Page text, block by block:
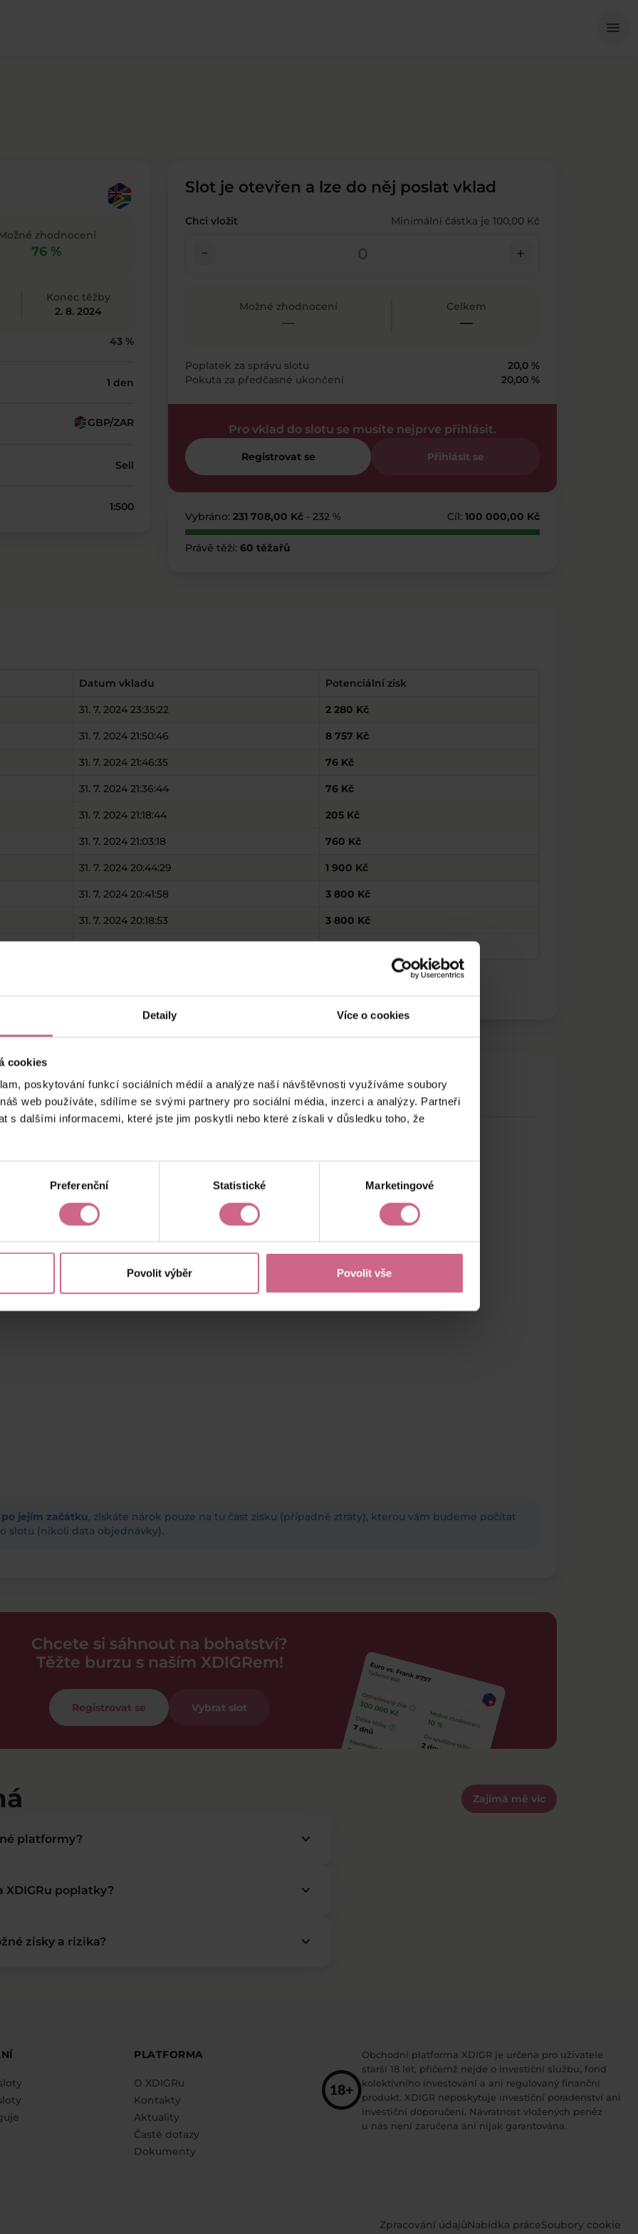
Detaily Více o cookies
cookies
poskytování funkcí sociálních médií a analýze naší návštěvnosti využíváme soubory
web používáte, sdílíme se svými partnery pro sociální média, inzerci a analýzy. Partneři
s dalšími informacemi, které jste jim poskytli nebo které získali v důsledku toho, že
Preferenční Statistické Marketingové
Povolit výběr Povolit vše
menu
Možné zhodnocení
76 %
Konec těžby
2. 8. 2024
43 %
1 den
GBP/ZAR
Sell
1:500
Slot je otevřen a lze do něj poslat vklad
Chci vložit Minimální částka je 100,00 Kč
check_indeterminate_small add
Možné zhodnocení
—
Celkem
—
Poplatek za správu slotu
20,0 %
Pokuta za předčasné ukončení
20,00 %
Pro vklad do slotu se musíte nejprve přihlásit.
Registrovat se Přihlásit se
Vybráno: 231 708,00 Kč - 232 % Cíl: 100 000,00 Kč
Právě těží: 60 těžařů
Datum vkladu Potenciální zisk
31. 7. 2024 23:35:22 2 280 Kč
31. 7. 2024 21:50:46 8 757 Kč
31. 7. 2024 21:46:35 76 Kč
31. 7. 2024 21:36:44 76 Kč
31. 7. 2024 21:18:44 205 Kč
31. 7. 2024 21:03:18 760 Kč
31. 7. 2024 20:44:29 1 900 Kč
31. 7. 2024 20:41:58 3 800 Kč
31. 7. 2024 20:18:53 3 800 Kč
jejím začátku, získáte nárok pouze na tu část zisku (případně ztráty), kterou vám budeme počítat
slotu (nikoli data objednávky).
Chcete si sáhnout na bohatství?
Těžte burzu s naším XDIGRem!
Registrovat se Vybrat slot
Zajímá mě víc
platformy? keyboard_arrow_down
XDIGRu poplatky? keyboard_arrow_down
zisky a rizika? keyboard_arrow_down
PLATFORMA
O XDIGRu
Kontakty
Aktuality
Časté dotazy
Dokumenty
Obchodní platforma XDIGR je určena pro uživatele
starší 18 let, přičemž nejde o investiční službu, fond
kolektivního investování a ani regulovaný finanční
produkt. XDIGR neposkytuje investiční poradenství ani
investiční doporučení. Návratnost vložených peněz
u nás není zaručena ani nijak garantována.
Zpracování údajůNabídka práceSoubory cookie